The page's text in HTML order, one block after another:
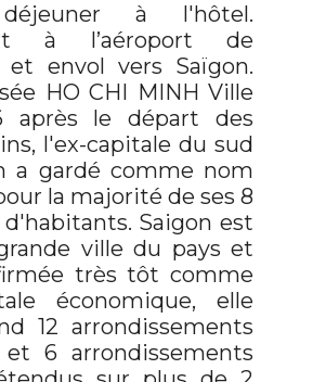
à l'hôtel.
à l’aéroport de
et envol vers Saïgon.
HO CHI MINH Ville
après le départ des
l'ex-capitale du sud
a gardé comme nom
la majorité de ses 8
Saigon est
ville du pays et
très tôt comme
économique, elle
12 arrondissements
et 6 arrondissements